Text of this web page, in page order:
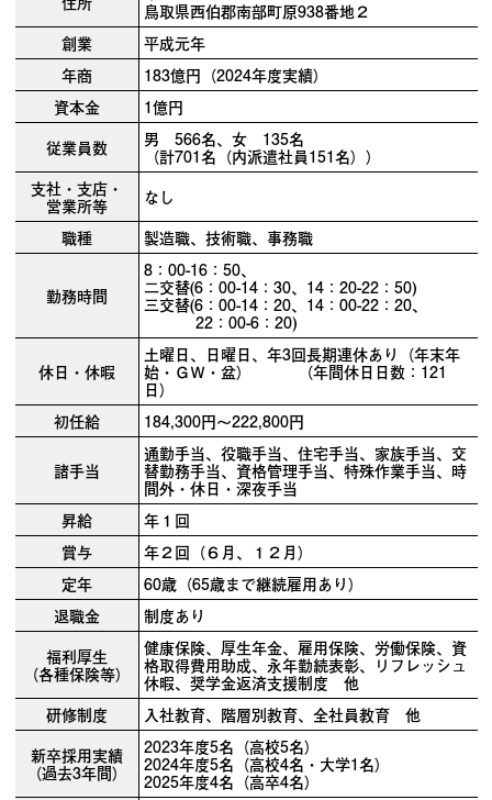
鳥取県西伯郡南部町原938番地２
創業
平成元年
年商
183億円（2024年度実績）
資本金
1億円
従業員数
男 566名、女 135名
（計701名（内派遣社員151名））
支社・支店・
営業所等
なし
職種
製造職、技術職、事務職
勤務時間
8：00-16：50、
二交替(6：00-14：30、14：20-22：50)
三交替(6：00-14：20、14：00-22：20、
22：00-6：20)
休日・休暇
土曜日、日曜日、年3回長期連休あり（年末年
始・ＧＷ・盆） （年間休日日数：121
日）
初任給
184,300円～222,800円
諸手当
通勤手当、役職手当、住宅手当、家族手当、交
替勤務手当、資格管理手当、特殊作業手当、時
間外・休日・深夜手当
昇給
年１回
賞与
年２回（６月、１２月）
定年
60歳（65歳まで継続雇用あり）
退職金
制度あり
福利厚生
（各種保険等）
健康保険、厚生年金、雇用保険、労働保険、資
格取得費用助成、永年勤続表彰、リフレッシュ
休暇、奨学金返済支援制度 他
研修制度
入社教育、階層別教育、全社員教育 他
新卒採用実績
（過去3年間）
2023年度5名（高校5名）
2024年度5名（高校4名・大学1名）
2025年度4名（高卒4名）